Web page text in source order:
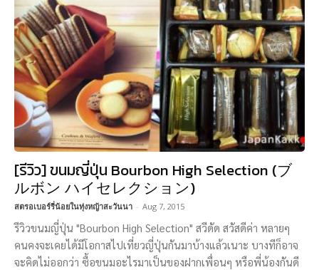
[รีวิว] ขนมญี่ปุ่น Bourbon High Selection (ブ
ルボン ハイセレクション)
สตรอเบอร์รี่น้อยในทุ่งหญ้าสะวันนา - Aug 7, 2015
รีวิวขนมญี่ปุ่น "Bourbon High Selection" สวีดัด สวัสดีค่า หลายๆ
คนคงจะเคยได้มีโอกาสไปเที่ยวญี่ปุ่นกันมาบ้างแล้วเนาะ บางทีก็อาจ
จะคิดไม่ออกว่า ซื้อขนมอะไรมาเป็นของฝากเพื่อนๆ หรือพี่น้องกันดี